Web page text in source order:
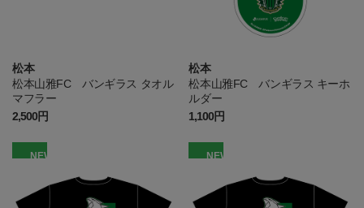
松本
松本山雅FC バンギラス タオル
マフラー
2,500円
松本
松本山雅FC バンギラス キーホ
ルダー
1,100円
NEW NEW